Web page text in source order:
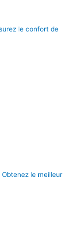
le confort de
le meilleur